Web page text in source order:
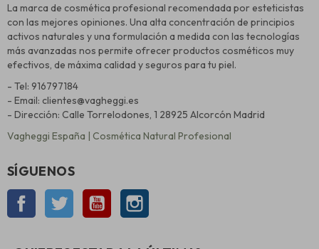
La marca de cosmética profesional recomendada por esteticistas
con las mejores opiniones. Una alta concentración de principios
activos naturales y una formulación a medida con las tecnologías
más avanzadas nos permite ofrecer productos cosméticos muy
efectivos, de máxima calidad y seguros para tu piel.
- Tel: 916797184
- Email: clientes@vagheggi.es
- Dirección: Calle Torrelodones, 1 28925 Alcorcón Madrid
Vagheggi España | Cosmética Natural Profesional
SÍGUENOS
Facebook Twitter YouTube